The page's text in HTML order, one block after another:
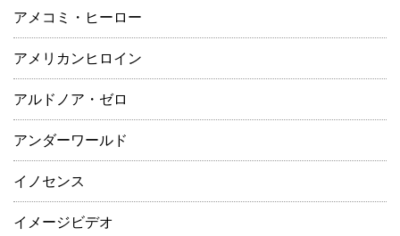
アメコミ・ヒーロー
アメリカンヒロイン
アルドノア・ゼロ
アンダーワールド
イノセンス
イメージビデオ